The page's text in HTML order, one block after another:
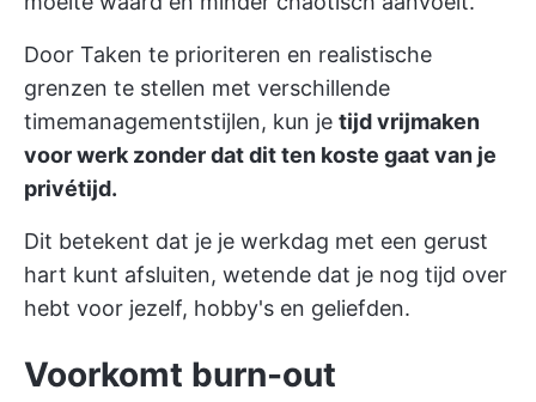
Door Taken te prioriteren en realistische
grenzen te stellen met verschillende
timemanagementstijlen, kun je tijd vrijmaken
voor werk zonder dat dit ten koste gaat van je
privétijd.
Dit betekent dat je je werkdag met een gerust
hart kunt afsluiten, wetende dat je nog tijd over
hebt voor jezelf, hobby's en geliefden.
Voorkomt burn-out